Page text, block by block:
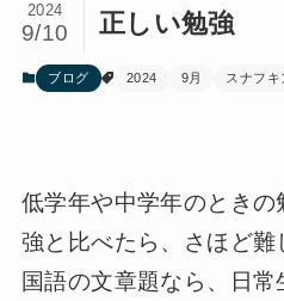
正しい勉強
2024
9/10
ブログ 2024 9月 スナフキ
低学年や中学年のとき
強と比べたら、さほど難
国語の文章題なら、日